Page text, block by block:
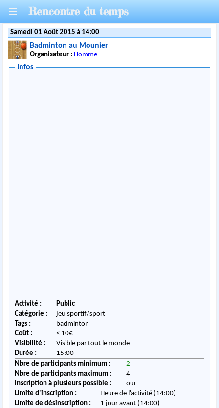
Rencontre du temps
Samedi 01 Août 2015 à 14:00
Badminton au Mounier
Organisateur : Homme
Infos
Activité :
Public
Catégorie :
jeu sportif/sport
Tags :
badminton
Coût :
< 10€
Visibilité :
Visible par tout le monde
Durée :
15:00
Nbre de participants minimum :
2
Nbre de participants maximum :
4
Inscription à plusieurs possible :
oui
Limite d'inscription :
Heure de l'activité (14:00)
Limite de désinscription :
1 jour avant (14:00)